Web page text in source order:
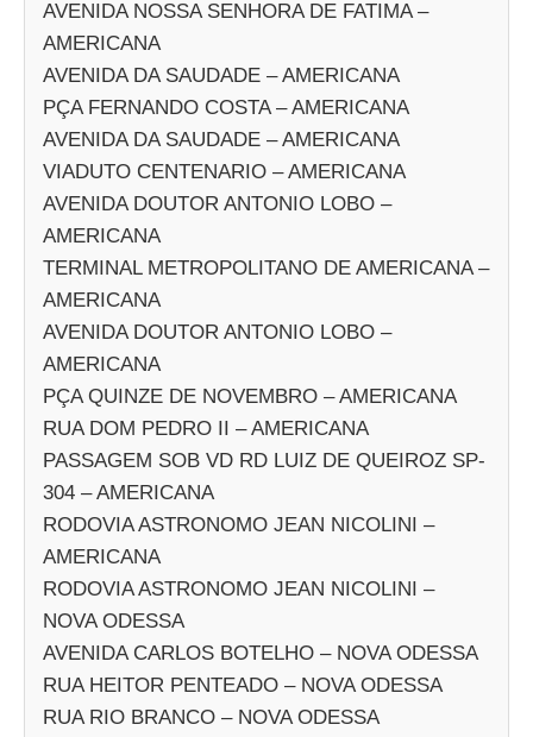
AVENIDA NOSSA SENHORA DE FATIMA –
AMERICANA
AVENIDA DA SAUDADE – AMERICANA
PÇA FERNANDO COSTA – AMERICANA
AVENIDA DA SAUDADE – AMERICANA
VIADUTO CENTENARIO – AMERICANA
AVENIDA DOUTOR ANTONIO LOBO –
AMERICANA
TERMINAL METROPOLITANO DE AMERICANA –
AMERICANA
AVENIDA DOUTOR ANTONIO LOBO –
AMERICANA
PÇA QUINZE DE NOVEMBRO – AMERICANA
RUA DOM PEDRO II – AMERICANA
PASSAGEM SOB VD RD LUIZ DE QUEIROZ SP-
304 – AMERICANA
RODOVIA ASTRONOMO JEAN NICOLINI –
AMERICANA
RODOVIA ASTRONOMO JEAN NICOLINI –
NOVA ODESSA
AVENIDA CARLOS BOTELHO – NOVA ODESSA
RUA HEITOR PENTEADO – NOVA ODESSA
RUA RIO BRANCO – NOVA ODESSA